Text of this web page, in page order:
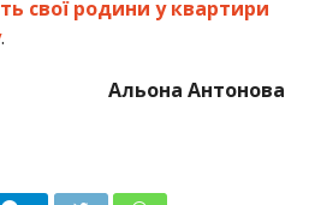
свої родини у квартири
.
Альона Антонова